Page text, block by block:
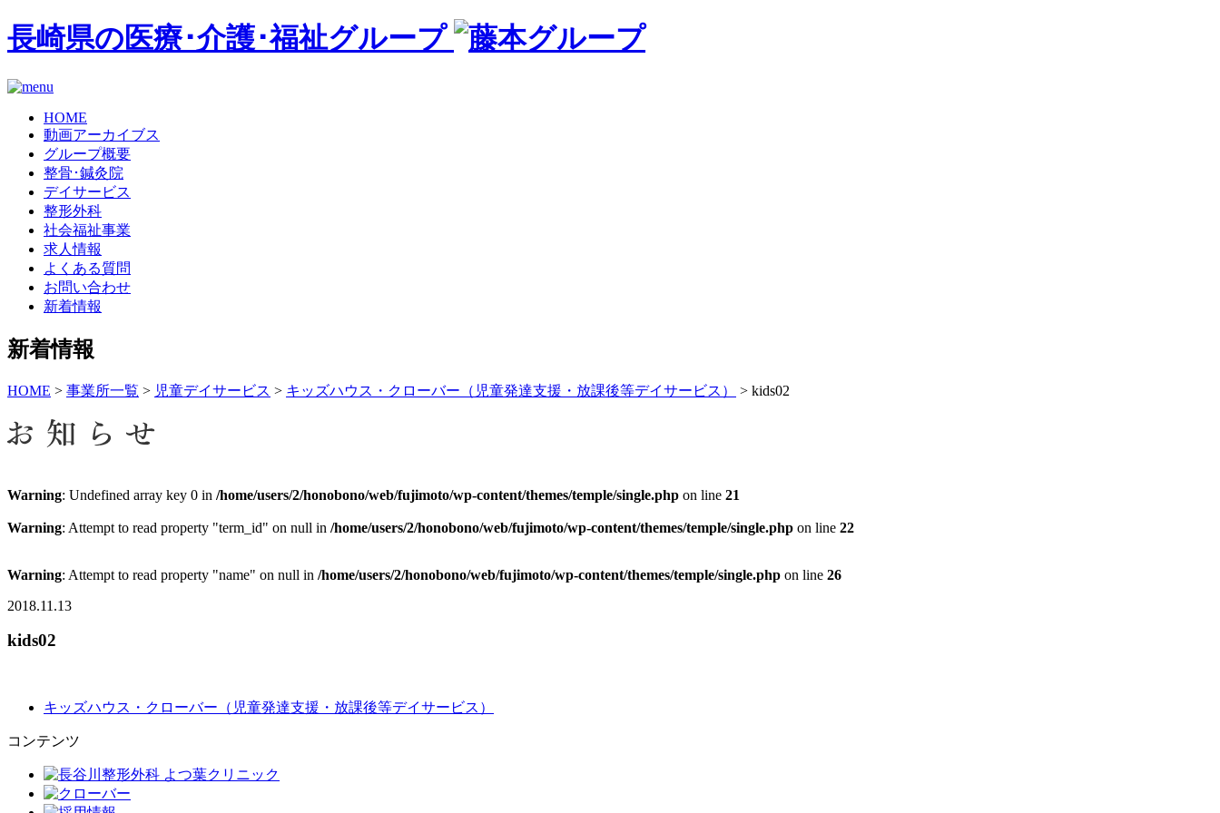
長崎県の医療･介護･福祉グループ
HOME
動画アーカイブス
グループ概要
整骨･鍼灸院
デイサービス
整形外科
社会福祉事業
求人情報
よくある質問
お問い合わせ
新着情報
新着情報
HOME > 事業所一覧 > 児童デイサービス > キッズハウス・クローバー（児童発達支援・放課後等デイサービス） > kids02
Warning: Undefined array key 0 in /home/users/2/honobono/web/fujimoto/wp-content/themes/temple/single.php on line 21
Warning: Attempt to read property "term_id" on null in /home/users/2/honobono/web/fujimoto/wp-content/themes/temple/single.php on line 22
Warning: Attempt to read property "name" on null in /home/users/2/honobono/web/fujimoto/wp-content/themes/temple/single.php on line 26
2018.11.13
kids02
キッズハウス・クローバー（児童発達支援・放課後等デイサービス）
コンテンツ